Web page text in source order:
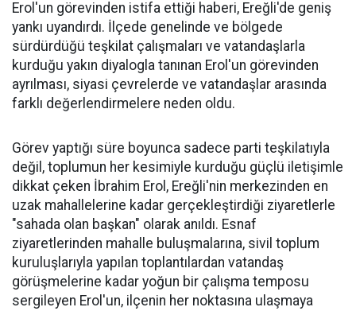
Erol'un görevinden istifa ettiği haberi, Ereğli'de geniş
yankı uyandırdı. İlçede genelinde ve bölgede
sürdürdüğü teşkilat çalışmaları ve vatandaşlarla
kurduğu yakın diyalogla tanınan Erol'un görevinden
ayrılması, siyasi çevrelerde ve vatandaşlar arasında
farklı değerlendirmelere neden oldu.
Görev yaptığı süre boyunca sadece parti teşkilatıyla
değil, toplumun her kesimiyle kurduğu güçlü iletişimle
dikkat çeken İbrahim Erol, Ereğli'nin merkezinden en
uzak mahallelerine kadar gerçekleştirdiği ziyaretlerle
"sahada olan başkan" olarak anıldı. Esnaf
ziyaretlerinden mahalle buluşmalarına, sivil toplum
kuruluşlarıyla yapılan toplantılardan vatandaş
görüşmelerine kadar yoğun bir çalışma temposu
sergileyen Erol'un, ilçenin her noktasına ulaşmaya